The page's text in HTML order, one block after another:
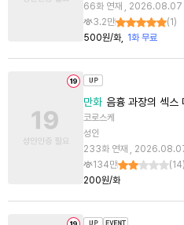
66화 연재 , 2026.08.07
3.2만
(1 )
500원/화
1화 무료
만화 음흉 과장의 섹스
코로스케
성인
233화 연재 ,
134만
(14)
200원/화